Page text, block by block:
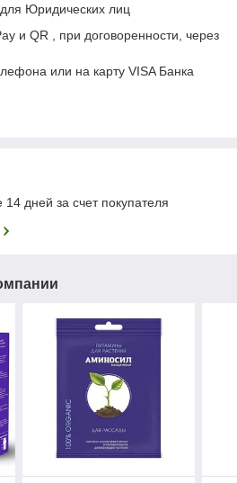
Юридических лиц
и QR , при договоренности, через
или на карту VISA Банка
14 дней за счет покупателя